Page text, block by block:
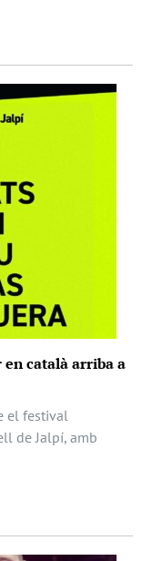
català arriba a
el festival
de Jalpí, amb